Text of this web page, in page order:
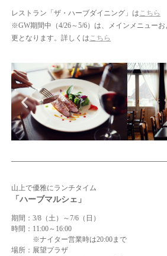
レストラン「ザ・ハーブダイニング」はこちら
※GW期間中（4/26～5/6）は、メインメニュー
更となります。詳しくはこちら
山上で優雅にランチタイム
「ハーブマルシェ」
期間：3/8（土）～7/6（日）
時間：11:00～16:00
※ナイター営業時は20:00まで
場所：展望プラザ